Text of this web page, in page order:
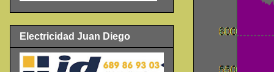
Electricidad Juan Diego